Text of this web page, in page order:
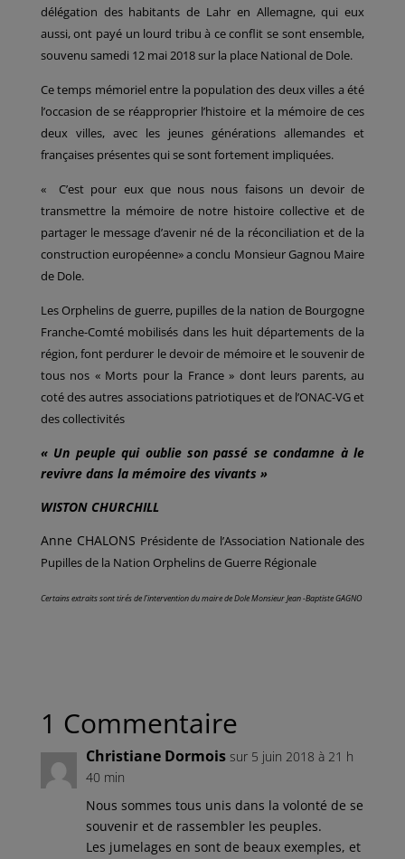
délégation des habitants de Lahr en Allemagne, qui eux
aussi, ont payé un lourd tribu à ce conflit se sont ensemble,
souvenu samedi 12 mai 2018 sur la place National de Dole.
Ce temps mémoriel entre la population des deux villes a été
l’occasion de se réapproprier l’histoire et la mémoire de ces
deux villes, avec les jeunes générations allemandes et
françaises présentes qui se sont fortement impliquées.
« C’est pour eux que nous nous faisons un devoir de
transmettre la mémoire de notre histoire collective et de
partager le message d’avenir né de la réconciliation et de la
construction européenne» a conclu Monsieur Gagnou Maire
de Dole.
Les Orphelins de guerre, pupilles de la nation de Bourgogne
Franche-Comté mobilisés dans les huit départements de la
région, font perdurer le devoir de mémoire et le souvenir de
tous nos « Morts pour la France » dont leurs parents, au
coté des autres associations patriotiques et de l’ONAC-VG et
des collectivités
« Un peuple qui oublie son passé se condamne à le
revivre dans la mémoire des vivants »
WISTON CHURCHILL
Anne CHALONS Présidente de l’Association Nationale des
Pupilles de la Nation Orphelins de Guerre Régionale
Certains extraits sont tirés de l’intervention du maire de Dole Monsieur Jean -Baptiste GAGNO
1 Commentaire
Christiane Dormois sur 5 juin 2018 à 21 h
40 min
Nous sommes tous unis dans la volonté de se
souvenir et de rassembler les peuples.
Les jumelages en sont de beaux exemples, et